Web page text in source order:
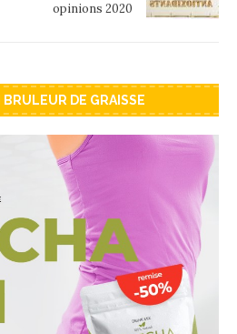
opinions 2020
BRULEUR DE GRAISSE